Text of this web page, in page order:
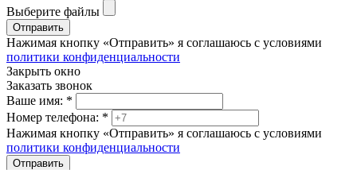
Выберите файлы
Отправить
Нажимая кнопку «Отправить» я соглашаюсь с условиями
политики конфиденциальности
Закрыть окно
Заказать звонок
Ваше имя: *
Номер телефона: *
Нажимая кнопку «Отправить» я соглашаюсь с условиями
политики конфиденциальности
Отправить